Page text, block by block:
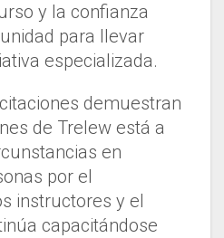
y la confianza
para llevar
especializada.
demuestran
de Trelew está a
en
por el
instructores y el
capacitándose